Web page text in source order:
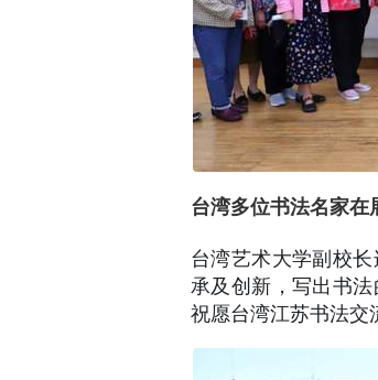
台湾多位书法名家在
台湾艺术大学副校
承及创新，写出书
祝愿台湾江苏书法交